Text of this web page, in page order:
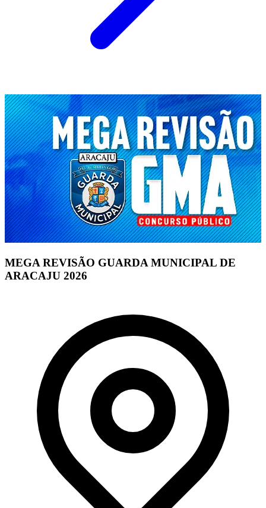
MEGA REVISÃO GUARDA MUNICIPAL DE
ARACAJU 2026